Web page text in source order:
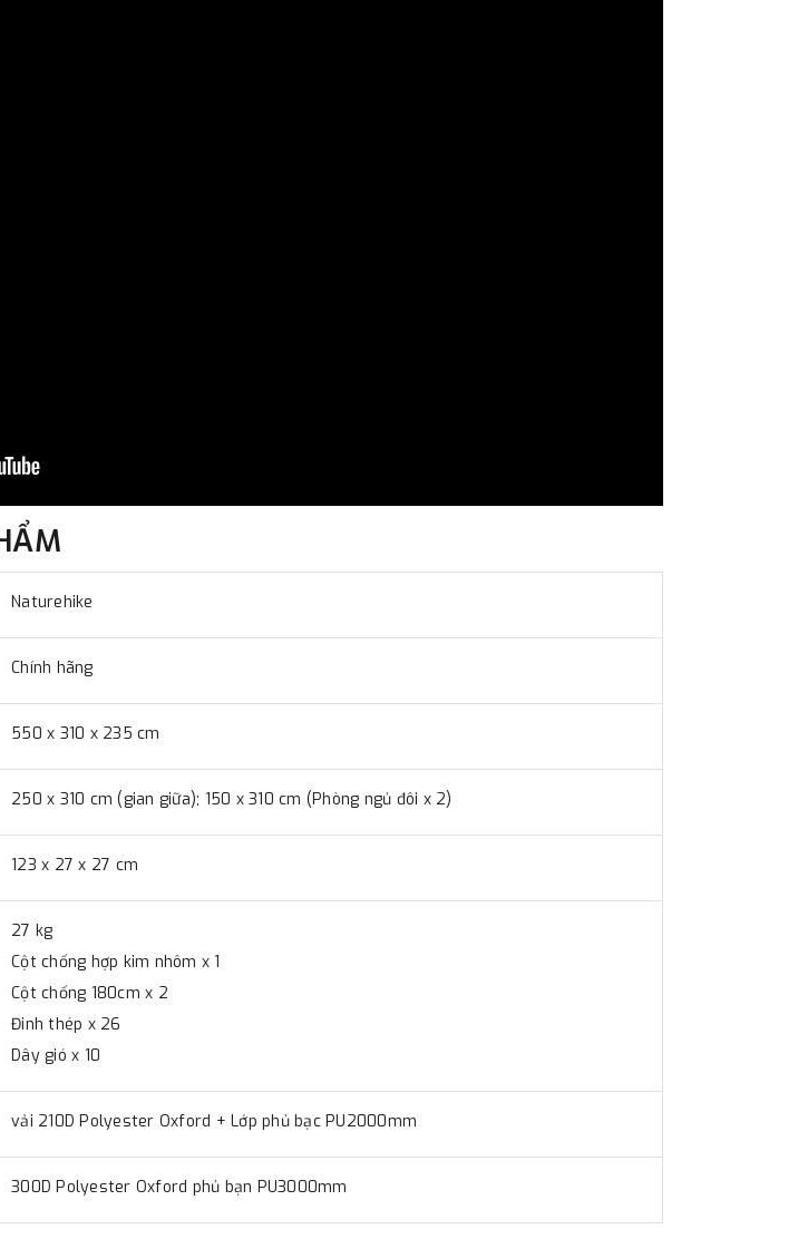
Naturehike
Chính hãng
550 x 310 x 235 cm
250 x 310 cm (gian giữa); 150 x 310 cm (Phòng ngủ đôi x 2)
123 x 27 x 27 cm
27 kg
Cột chống hợp kim nhôm x 1
Cột chống 180cm x 2
Đinh thép x 26
Dây gió x 10
vải 210D Polyester Oxford + Lớp phủ bạc PU2000mm
300D Polyester Oxford phủ bạn PU3000mm